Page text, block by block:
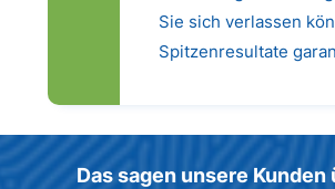
Sie sich verlassen
Spitzenresultate
Das sagen unsere Kunden